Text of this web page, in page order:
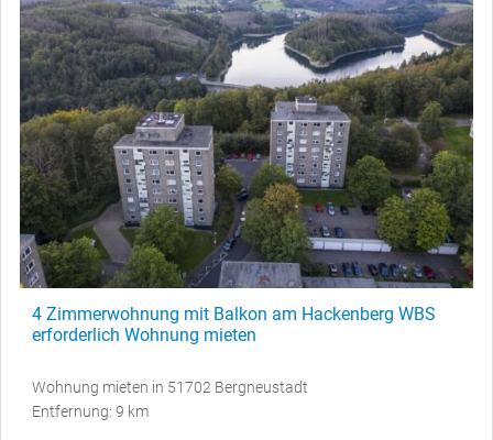
4 Zimmerwohnung mit Balkon am Hackenberg WBS
erforderlich Wohnung mieten
Wohnung mieten in 51702 Bergneustadt
Entfernung: 9 km